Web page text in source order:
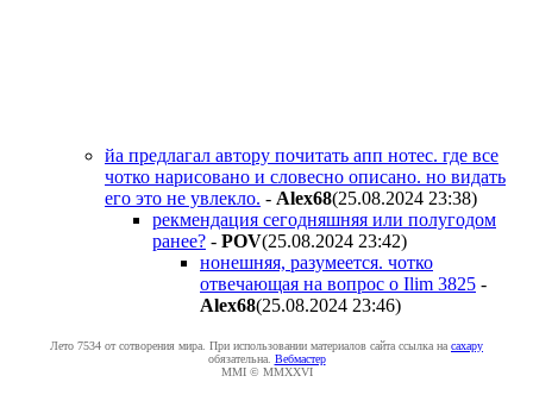
йа предлагал автору почитать апп нотес. где все
чотко нарисовано и словесно описано. но видать
его это не увлекло. - Alex68(25.08.2024 23:38)
рекмендация сегодняшняя или полугодом
ранее? - POV(25.08.2024 23:42)
нонешняя, разумеется. чотко
отвечающая на вопрос о Ilim 3825 -
Alex68(25.08.2024 23:46)
Лето 7534 от сотворения мира. При использовании материалов сайта ссылка на caxapу
обязательна. Вебмастер
MMI © MMXXVI